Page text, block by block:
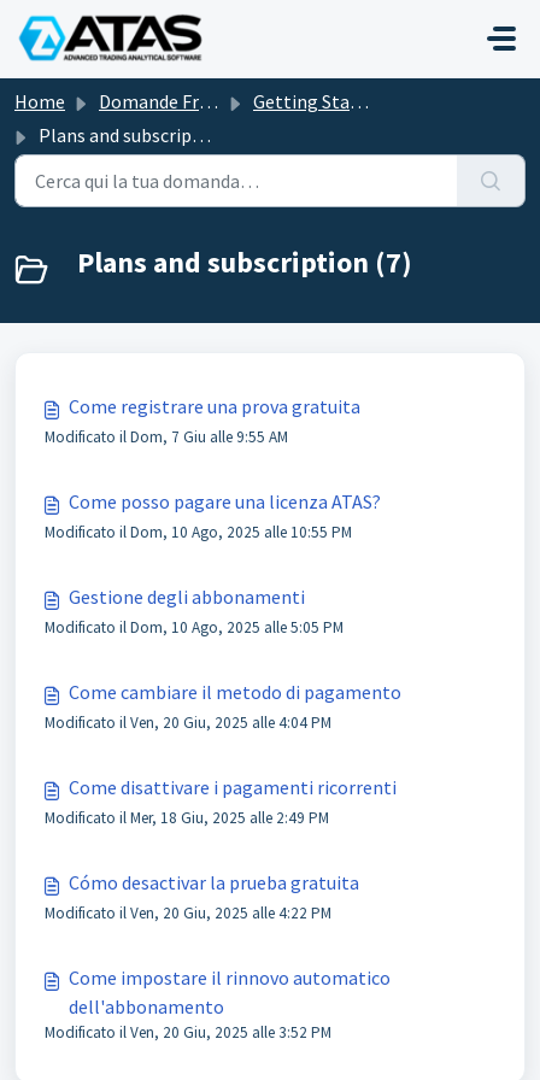
Salta al contenuto principale
Home Domande Frequenti (FAQ)
Getting Started
Plans and subscription
Plans and subscription (7)
Come registrare una prova gratuita
Modificato il Dom, 7 Giu alle 9:55 AM
Come posso pagare una licenza АТАS?
Modificato il Dom, 10 Ago, 2025 alle 10:55 PM
Gestione degli abbonamenti
Modificato il Dom, 10 Ago, 2025 alle 5:05 PM
Come cambiare il metodo di pagamento
Modificato il Ven, 20 Giu, 2025 alle 4:04 PM
Come disattivare i pagamenti ricorrenti
Modificato il Mer, 18 Giu, 2025 alle 2:49 PM
Cómo desactivar la prueba gratuita
Modificato il Ven, 20 Giu, 2025 alle 4:22 PM
Come impostare il rinnovo automatico
dell'abbonamento
Modificato il Ven, 20 Giu, 2025 alle 3:52 PM